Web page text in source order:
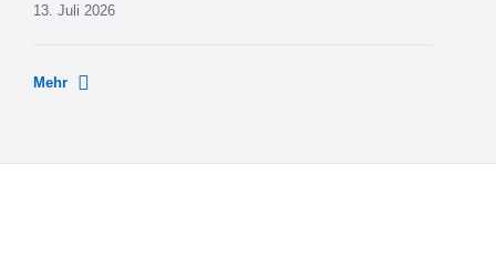
13. Juli 2026
Mehr